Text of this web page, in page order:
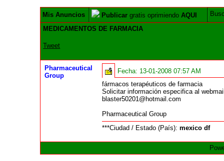
Mis Anuncios Publicar gratis oprimiendoAQUI
MEDICAMENTOS DE FARMACIA
Tweet
Pharmaceutical
Group
Fecha: 13-01-2008 07:57 AM
fármacos terapéuticos de farmacia
Solicitar información especifica al
blaster50201@hotmail.com
Pharmaceutical Group
***Ciudad / Estado (País):mexico df